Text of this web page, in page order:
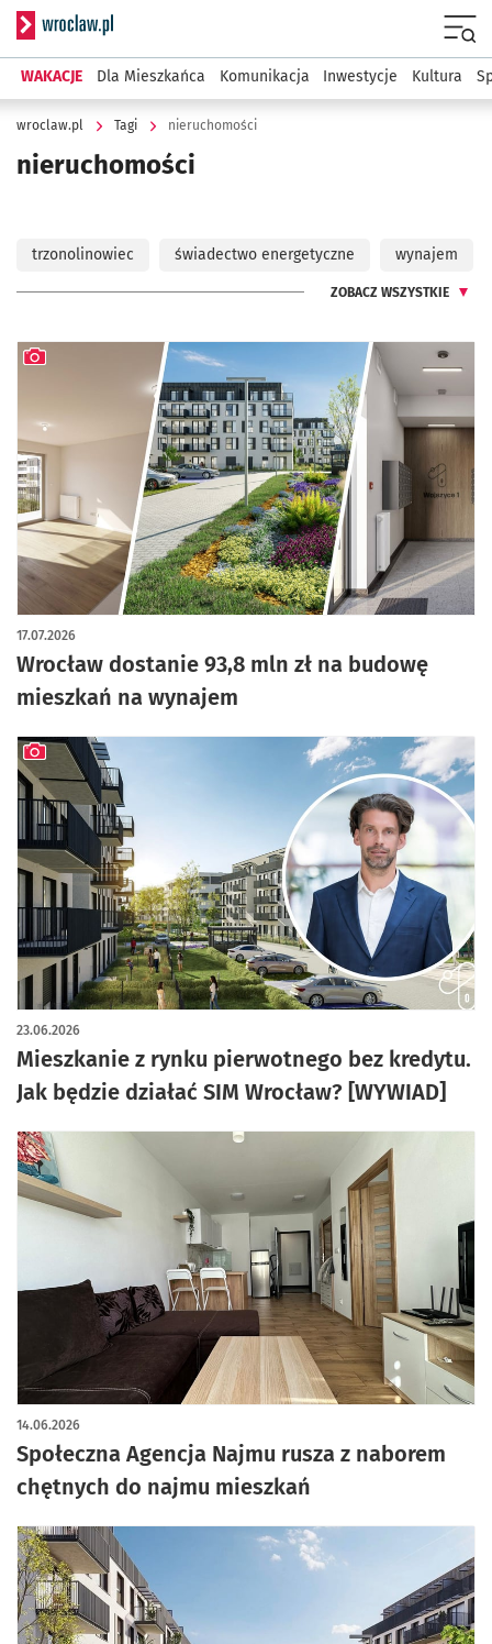
Serwis informacyjny wroclaw.pl
WAKACJE Dla Mieszkańca Komunikacja Inwestycje Kultura
wroclaw.pl Tagi nieruchomości
nieruchomości
trzonolinowiec świadectwo energetyczne wynajem
ZOBACZ WSZYSTKIE
Wrocław dostanie 93,8 mln zł na budowę
mieszkań na wynajem
17.07.2026
artykuł z galerią zdjęć
Mieszkanie z rynku pierwotnego bez kredytu.
Jak będzie działać SIM Wrocław? [WYWIAD]
23.06.2026
artykuł z galerią zdjęć
Społeczna Agencja Najmu rusza z naborem
chętnych do najmu mieszkań
14.06.2026